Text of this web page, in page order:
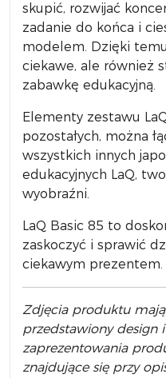
skupić, rozwijać
zadanie do końca i
modelem. Dzięki
ciekawe, ale również
zabawkę edukacyjną.
Elementy zestawu
pozostałych, można
wszystkich innych
edukacyjnych LaQ,
wyobraźni.
LaQ Basic 85 to
zaskoczyć i sprawić
ciekawym prezentem.
Zdjęcia produktu
przedstawiony design
zaprezentowania
znajdujące się przy